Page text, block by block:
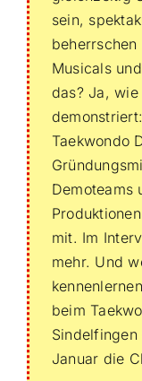
sein,
Musicals
das? Ja,
Taekwondo
Demoteams
mit. Im
mehr. Und
beim
Sindelfingen
Januar die